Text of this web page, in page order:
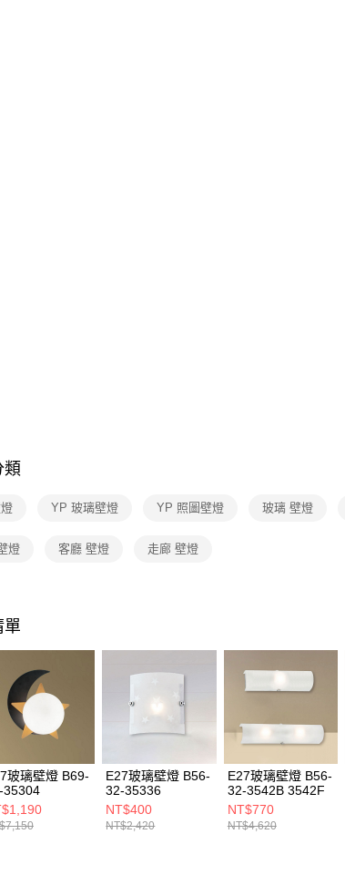
類
YP 玻璃壁燈 YP 照圖壁燈 玻璃 壁燈
燈 客廳 壁燈 走廊 壁燈
單
玻璃壁燈 B69-
35304
E27玻璃壁燈 B56-
32-35336
NT$400
NT$2,420
E27玻璃壁燈 B56-
32-3542B 3542F
NT$770
NT$4,620